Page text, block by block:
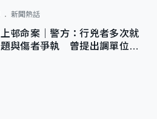
新聞熱話
邨命案｜警方：行兇者多次就
與傷者爭執 曾提出調單位已